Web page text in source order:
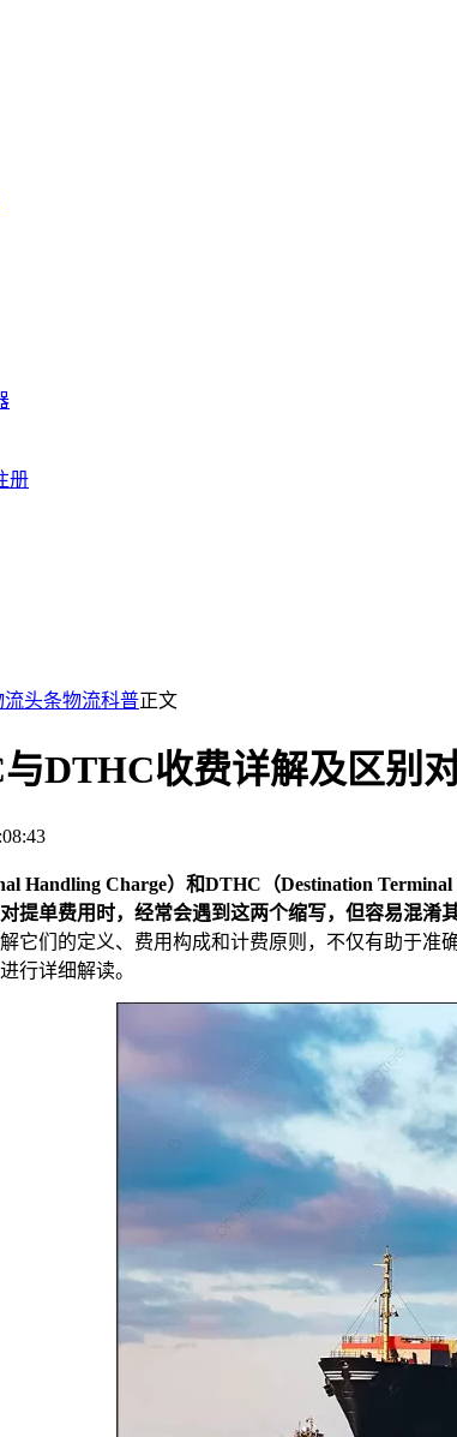
册
流头条物流科普正文
DTHC收费详解及区别
Handling Charge）和DTHC（Destination Terminal
提单费用时，经常会遇到这两个缩写，但容易混
它们的定义、费用构成和计费原则，不仅有助于准
行详细解读。